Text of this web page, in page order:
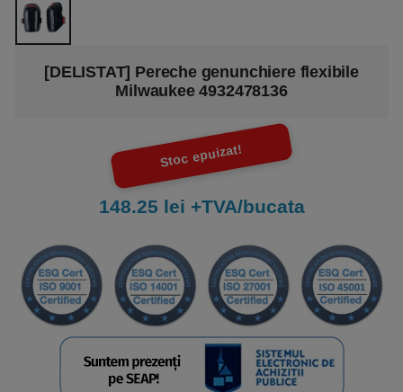
[DELISTAT] Pereche genunchiere flexibile
Milwaukee 4932478136
Stoc epuizat!
148.25 lei +TVA/bucata